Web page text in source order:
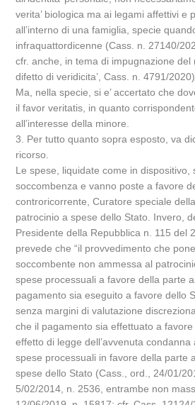
verita’ biologica ma ai legami affettivi e
all’interno di una famiglia, specie
infraquattordicenne (Cass. n. 27140/
cfr. anche, in tema di impugnazione del
difetto di veridicita’, Cass. n. 4791/2020).
Ma, nella specie, si e’ accertato che
il favor veritatis, in quanto
all’interesse della minore.
3. Per tutto quanto sopra esposto, va
ricorso.
Le spese, liquidate come in dispositivo,
soccombenza e vanno poste a favore
controricorrente, Curatore speciale
patrocinio a spese dello Stato. Invero,
Presidente della Repubblica n. 115 del
prevede che “il provvedimento che
soccombente non ammessa al
spese processuali a favore della parte
pagamento sia eseguito a favore dello
senza margini di valutazione
che il pagamento sia effettuato a
effetto di legge dell’avvenuta
spese processuali in favore della parte
spese dello Stato (Cass., ord., 24/01/
5/02/2014, n. 2536, entrambe non